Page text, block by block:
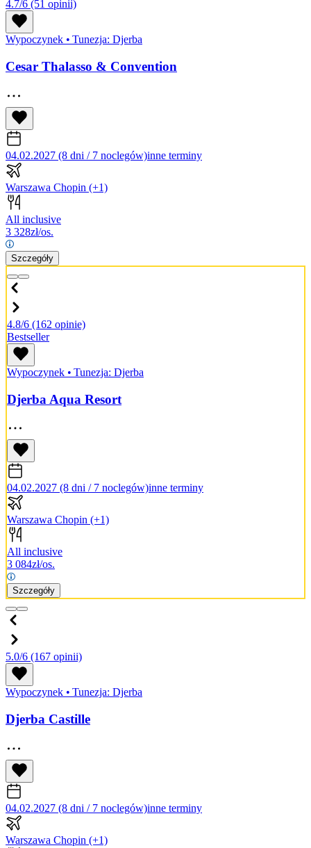
4.7/6 (51 opinii)
Wypoczynek • Tunezja: Djerba
Cesar Thalasso & Convention
04.02.2027 (8 dni / 7 noclegów)inne terminy
Warszawa Chopin (+1)
All inclusive
3 328zł/os.
Szczegóły
4.8/6 (162 opinie)
Bestseller
Wypoczynek • Tunezja: Djerba
Djerba Aqua Resort
04.02.2027 (8 dni / 7 noclegów)inne terminy
Warszawa Chopin (+1)
All inclusive
3 084zł/os.
Szczegóły
5.0/6 (167 opinii)
Wypoczynek • Tunezja: Djerba
Djerba Castille
04.02.2027 (8 dni / 7 noclegów)inne terminy
Warszawa Chopin (+1)